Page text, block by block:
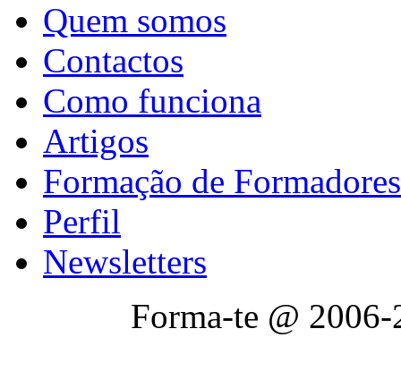
Quem somos
Contactos
Como funciona
Artigos
Formação de Formadores
Perfil
Newsletters
Forma-te @